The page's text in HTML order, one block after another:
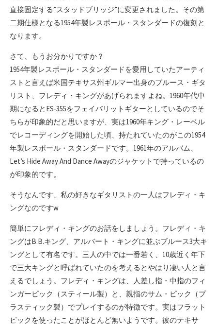
直接固定する”スタッドブリッジ”に変更されました。その第
二期仕様となる1954年製レスポール・スタンダードの復刻と
なります。
さて、もうお分かりですか？
1954年製レスポール・スタンダードを愛用していたアーティ
ストと言えば米国テキサス州ギルマー出身のブルース・ギタ
リスト、フレディ・キングがあげられますよね。1960年代中
期になるとES-355をフェイバリットギターとしているのでそ
ちらが印象的だと思いますが、実は1960年キング・レーベル
でレコーディングを開始した頃、持たれていたのがこの1954
年製レスポール・スタンダードです。1961年のアルバム、
Let’s Hide Away And Dance Awayのジャケットで持っているの
が印象的です。
そうなんです、私の好きなギタリストの一人はフレディ・キ
ングなのですw
簡単にフレディ・キングのお話をしましょう。フレディ・キ
ングはB.B.キング、アルバート・キングに並ぶブルース3大キ
ングとして有名です。三人の中では一番若く、10歳近く年下
で三大キングと呼ばれていたのを考えるとやはり凄い人と言
えるでしょう。フレディ・キングは、人差し指・中指のフィ
ンガーピック（スティール製）と、親指のサム・ピック（プ
ラスティック製）でプレイするのが特徴です。実はフラット
ピックを使ったことがほとんど無いようです。彼のテキサ